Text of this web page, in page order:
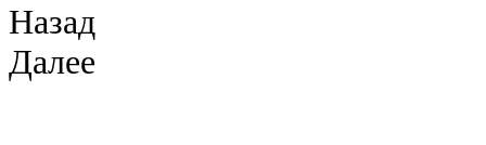
Назад
Далее